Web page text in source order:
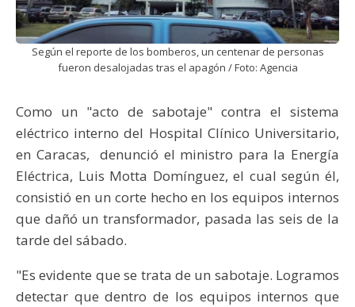
Según el reporte de los bomberos, un centenar de personas
fueron desalojadas tras el apagón / Foto: Agencia
Como un "acto de sabotaje" contra el sistema
eléctrico interno del Hospital Clínico Universitario,
en Caracas, denunció el ministro para la Energía
Eléctrica, Luis Motta Domínguez, el cual según él,
consistió en un corte hecho en los equipos internos
que dañó un transformador, pasada las seis de la
tarde del sábado.
"Es evidente que se trata de un sabotaje. Logramos
detectar que dentro de los equipos internos que